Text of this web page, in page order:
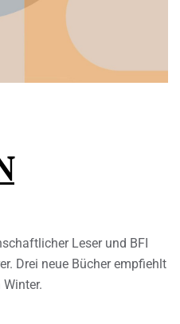
Leser und BFI
Drei neue Bücher empfiehlt